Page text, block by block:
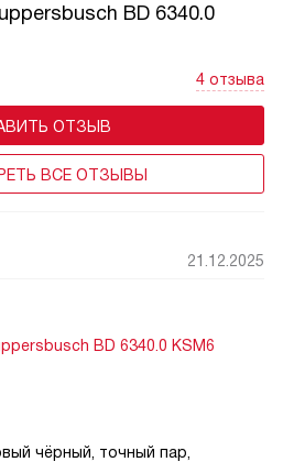
BD 6340.0
4 отзыва
ОТЗЫВ
ВСЕ ОТЗЫВЫ
21.12.2025
BD 6340.0 KSM6
чёрный, точный пар,